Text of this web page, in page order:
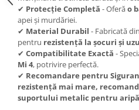
✔ Protecție Completă - Oferăo
apei și murdăriei.
✔ Material Durabil - Fabricată din
pentru rezistență la șocuri și
✔ Compatibilitate Exactă -
Mi 4, potrivire perfectă.
✔ Recomandare pentru
rezistență mai mare,
suportului metalic pentru aripă